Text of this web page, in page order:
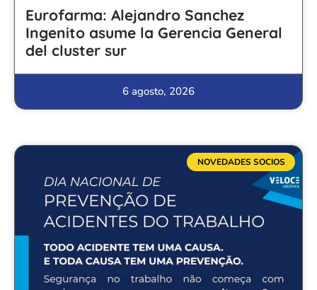
Eurofarma: Alejandro Sanchez
Ingenito asume la Gerencia General
del cluster sur
6 agosto, 2026
NOVEDADES SOCIOS